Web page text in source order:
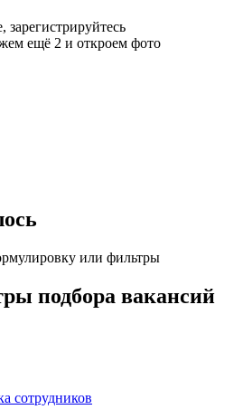
ещё 2 и откроем фото
или фильтры
подбора вакансий
сотрудников